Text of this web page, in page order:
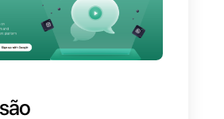
básica.
integrações